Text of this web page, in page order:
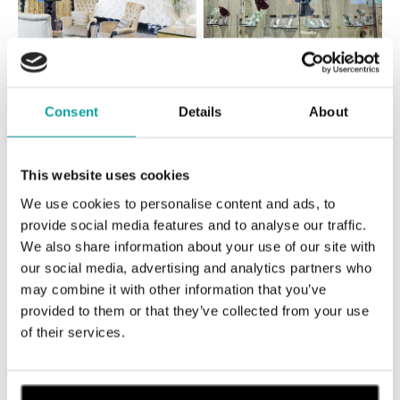
Consent Details About
This website uses cookies
We use cookies to personalise content and ads, to
provide social media features and to analyse our traffic.
We also share information about your use of our site with
our social media, advertising and analytics partners who
may combine it with other information that you’ve
provided to them or that they’ve collected from your use
of their services.
Všetky Slovensko
Hlavná 123/1, 040 01 Košice
tel.: +421 911 854 322, +421 917 869 485
dnes otvorené od 10:00
ALO diamonds OC Aupark, Bratislava
Einsteinova 18, 851 01 Bratislava
tel.: +421 917 090 891
dnes otvorené od 09:00